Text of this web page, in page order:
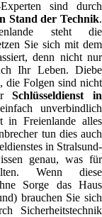
sind durch
Stand der Technik.
steht die
Sie sich mit dem
denn nicht nur
Ihr Leben. Diebe
die Folgen sind nicht
Schlüsseldienst in
unverbindlich
in Freienlande alles
tun dies auch
in Stralsund-
genau, was für
Wenn diese
Sorge das Haus
brauchen Sie sich
Sicherheitstechnik